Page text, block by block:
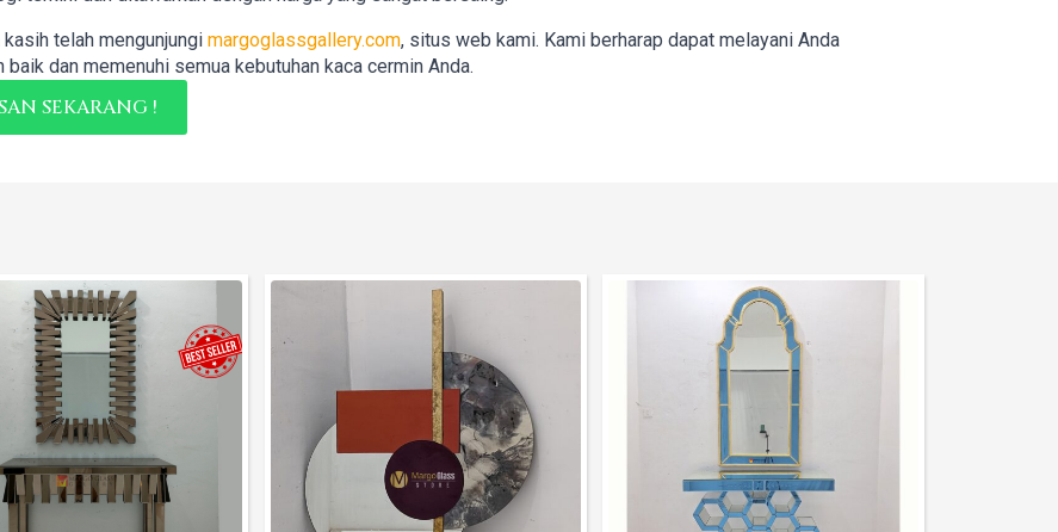
kasih telah mengunjungi margoglassgallery.com, situs web kami. Kami berharap dapat melayani Anda
baik dan memenuhi semua kebutuhan kaca cermin Anda.
SEKARANG !